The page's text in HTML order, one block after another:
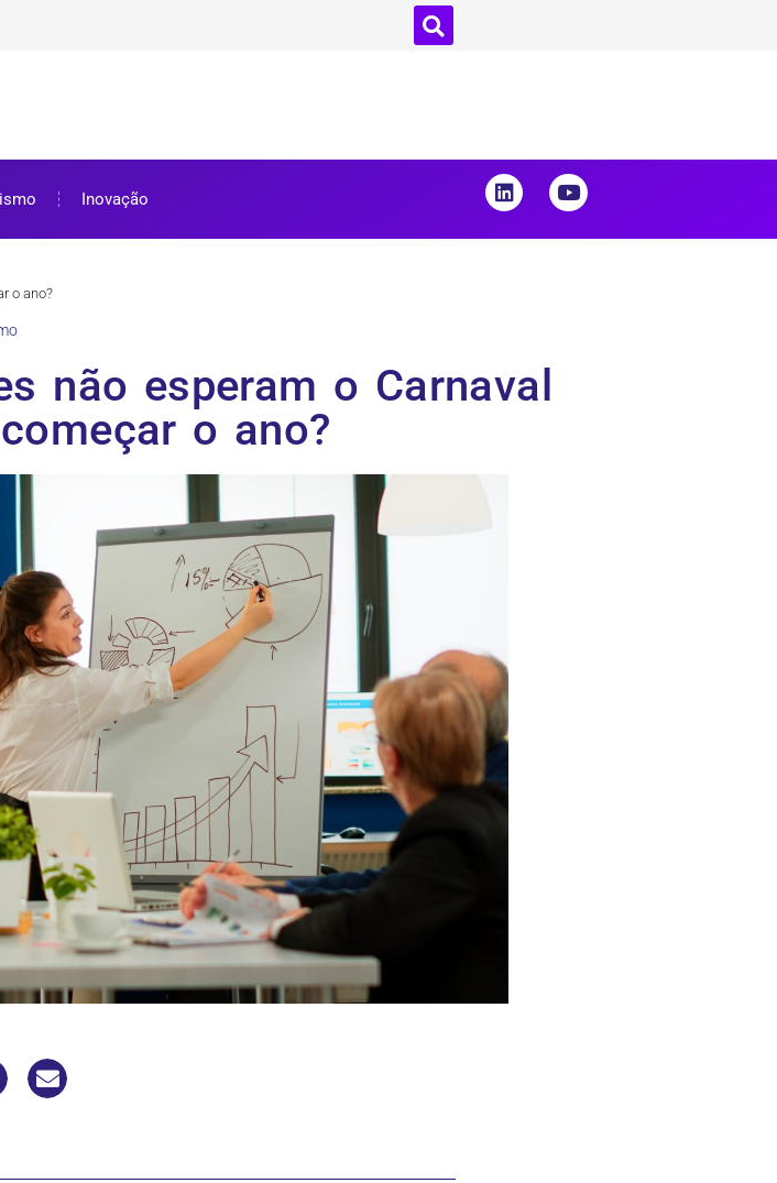
Inovação
o ano?
não esperam o Carnaval
o ano?